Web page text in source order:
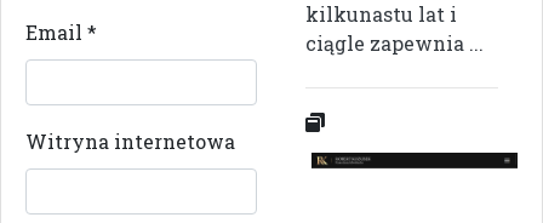
Email *
Witryna internetowa
kilkunastu lat i
ciągle zapewnia ...